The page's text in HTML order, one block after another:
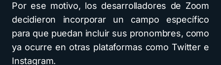
Por ese motivo, los desarrolladores de Zoom
decidieron incorporar un campo específico
para que puedan incluir sus pronombres, como
ya ocurre en otras plataformas como Twitter e
Instagram.